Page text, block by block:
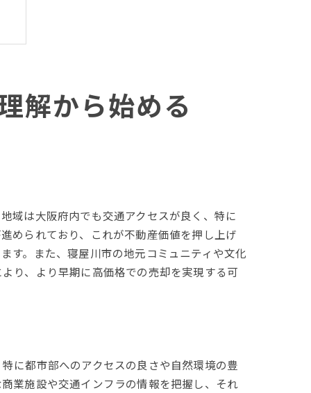
解から始める
域は大阪府内でも交通アクセスが良く、特に
められており、これが不動産価値を押し上げ
す。また、寝屋川市の地元コミュニティや文化
り、より早期に高価格での売却を実現する可
に都市部へのアクセスの良さや自然環境の豊
業施設や交通インフラの情報を把握し、それ